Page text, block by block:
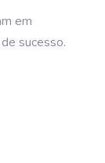
em
sucesso.